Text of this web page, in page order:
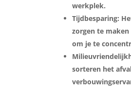
werkplek.
Tijdbesparing:
zorgen te
om je te
sorteren het